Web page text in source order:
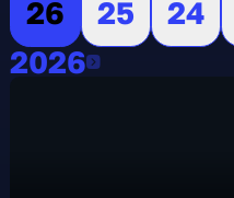
26
25 24
20262026